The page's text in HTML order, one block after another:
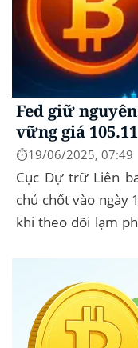
Fed giữ
vững giá
⏱️19/06/2025, 07:49
Cục Dự trữ Liên
chủ chốt vào ngày
khi theo dõi lạm